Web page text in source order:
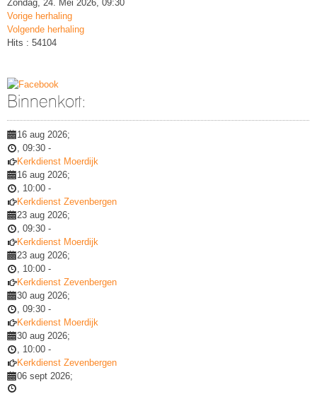
Zondag, 24. Mei 2026, 09:30
Vorige herhaling
Volgende herhaling
Hits : 54104
Binnenkort:
16 aug 2026;
, 09:30 -
Kerkdienst Moerdijk
16 aug 2026;
, 10:00 -
Kerkdienst Zevenbergen
23 aug 2026;
, 09:30 -
Kerkdienst Moerdijk
23 aug 2026;
, 10:00 -
Kerkdienst Zevenbergen
30 aug 2026;
, 09:30 -
Kerkdienst Moerdijk
30 aug 2026;
, 10:00 -
Kerkdienst Zevenbergen
06 sept 2026;